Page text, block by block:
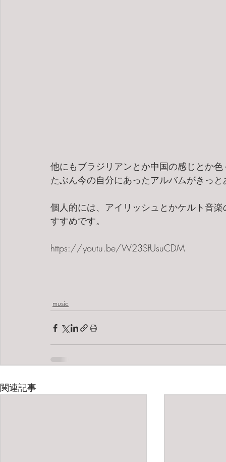
他にもブラジリアンとか中国の感じとか
たぶん今の自分にあったアルバムがきっ
個人的には、アイリッシュとかケルト音
すすめです。
https://youtu.be/W23SfUsuCDM
music
関連記事